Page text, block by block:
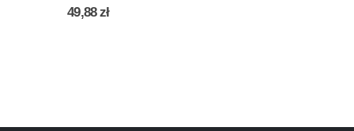
out of 5
49,88zł